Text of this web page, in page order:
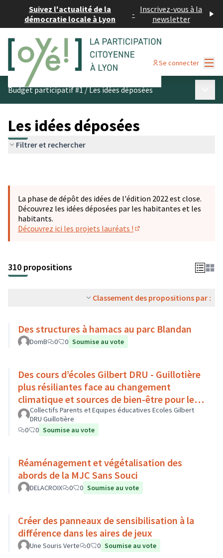
Suivez l'actualité de la
démocratie locale à Lyon
- Inscrivez-vous à la
newsletter
Se connecter
Budget participatif #1/Les idées déposées
Les idées déposées
Filtrer et rechercher
La phase de dépôt des idées de l'édition 2022 est close.
Découvrez les idées déposées par les habitantes et les
habitants.
Découvrez ici les projets lauréats !
310 propositions
Classement des propositions par :
Des structures à hamacs au parc Blandan
DomB 0 0 Soumise au vote
Des cours d’écoles Gilbert DRU - Guillotière
plus résiliantes face au changement
climatique et sources de bien-être pour les
enfants - Lyon 7
Collectifs Parents et Equipes éducatives Ecoles Gilbert
DRU Guillotière
0
0 Soumise au vote
Réaménagement et végétalisation des
abords de la MJC Sans Souci
DELACROIX 0 0 Soumise au vote
Créer des panneaux de sensibilisation à la
différence dans les aires de jeux
Une Souris Verte 0 0 Soumise au vote